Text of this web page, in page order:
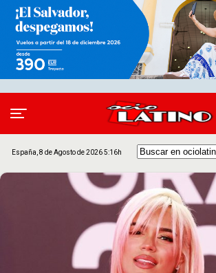
España, 8 de Agosto de 2026 5:16h